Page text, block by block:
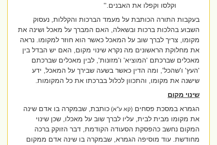
וקלסו וקפלו את האבנים.''
בעקבות התורה הכותבת על מעמד הברכות והקללות, נעסוק
השבוע בהלכות ברכות ובשאלה, האם המברך על מאכל ושינה את
מקומו, צריך לברך שוב על המאכל כאשר הוא חוזר למקומו. נראה
את מחלוקת הראשונים מה נקרא שינוי מקום, האם יש הבדל בין
מאכלים שברכתם 'המוציא' ו'מזונות', לבין מאכלים שברכתם
'העץ' ו'שהכל', ומה הדין כאשר בשעה שבירך על המאכל, ידע
שישנה את מקומו, והתכוון לכלול בברכתו את כל המקומות.
שינוי מקום
הגמרא במסכת פסחים(קא ע''א)כותבת, שבמקרה בו אדם שינה
את מקומו מבית לבית, עליו לברך שוב על מאכלו, שכן שינוי
המקום נחשב כהפסקת הסעודה הקודמת, דבר הזוקק ברכה
מחודשת. עוד מוסיפה הגמרא, שבמקרה בו שינה אדם ממקום